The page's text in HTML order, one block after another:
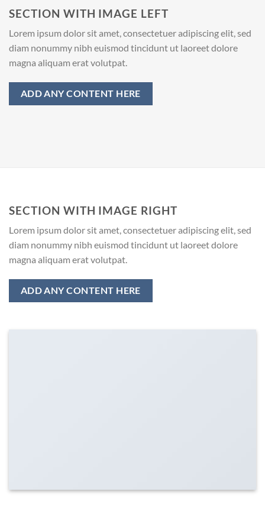
SECTION WITH IMAGE LEFT
Lorem ipsum dolor sit amet, consectetuer adipiscing elit, sed
diam nonummy nibh euismod tincidunt ut laoreet dolore
magna aliquam erat volutpat.
ADD ANY CONTENT HERE
SECTION WITH IMAGE RIGHT
Lorem ipsum dolor sit amet, consectetuer adipiscing elit, sed
diam nonummy nibh euismod tincidunt ut laoreet dolore
magna aliquam erat volutpat.
ADD ANY CONTENT HERE